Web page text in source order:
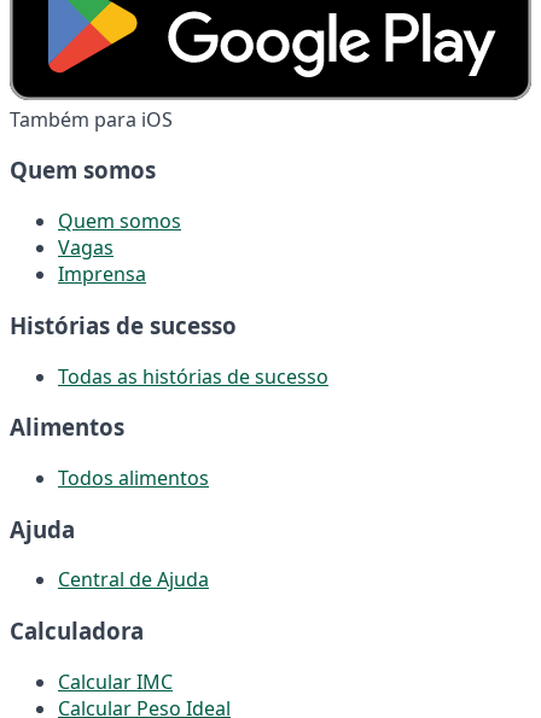
Também para iOS
Quem somos
Quem somos
Vagas
Imprensa
Histórias de sucesso
Todas as histórias de sucesso
Alimentos
Todos alimentos
Ajuda
Central de Ajuda
Calculadora
Calcular IMC
Calcular Peso Ideal